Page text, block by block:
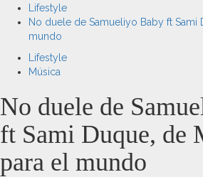
Lifestyle
No duele de Samueliyo Baby ft Sami
mundo
Lifestyle
Música
No duele de
ft Sami Duque, de
para el mundo